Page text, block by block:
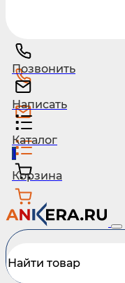
Позвонить
Написать
Каталог
1
Корзина